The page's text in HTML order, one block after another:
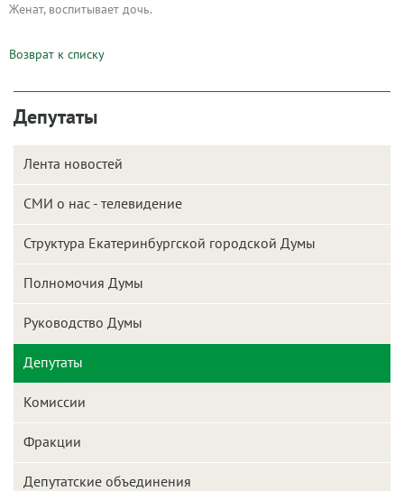
Женат, воспитывает дочь.
Возврат к списку
Депутаты
Лента новостей
СМИ о нас - телевидение
Структура Екатеринбургской городской Думы
Полномочия Думы
Руководство Думы
Депутаты
Комиссии
Фракции
Депутатские объединения